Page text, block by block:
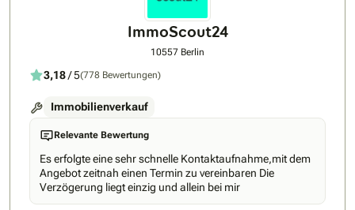
ImmoScout24
10557 Berlin
3,18/ 5(778 Bewertungen)
Immobilienverkauf
Relevante Bewertung
Es erfolgte eine sehr schnelle Kontaktaufnahme,mit dem
Angebot zeitnah einen Termin zu vereinbaren Die
Verzögerung liegt einzig und allein bei mir